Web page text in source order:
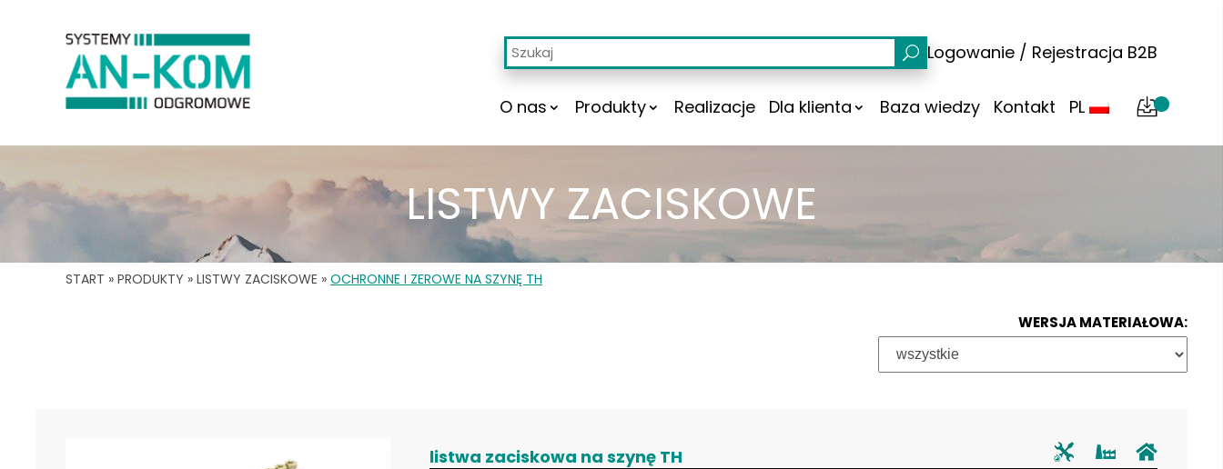
Logowanie / Rejestracja B2B
O nas Produkty Realizacje Dla klienta Baza wiedzy Kontakt PL
LISTWY ZACISKOWE
START » PRODUKTY » LISTWY ZACISKOWE » OCHRONNE I ZEROWE NA SZYNĘ TH
listwa zaciskowa na szynę TH
WERSJA MATERIAŁOWA: